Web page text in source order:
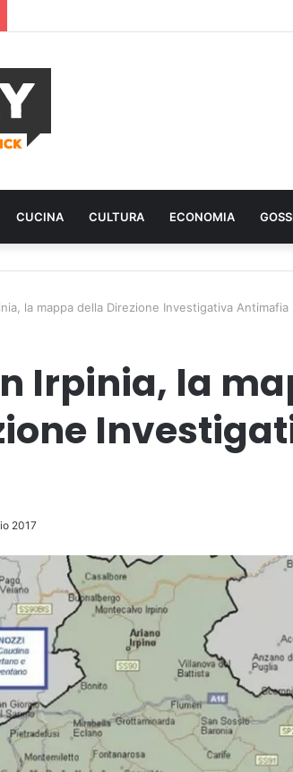
CUCINA CULTURA ECONOMIA
la mappa della Direzione Investigativa Antimafia
Irpinia, la
2017